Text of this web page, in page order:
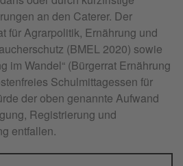
an den Caterer. Der
für Agrarpolitik, Ernährung und
(BMEL 2020) sowie
im Wandel“ (Bürgerrat Ernährung
Schulmittagessen für
der oben genannte Aufwand
Registrierung und
entfallen.